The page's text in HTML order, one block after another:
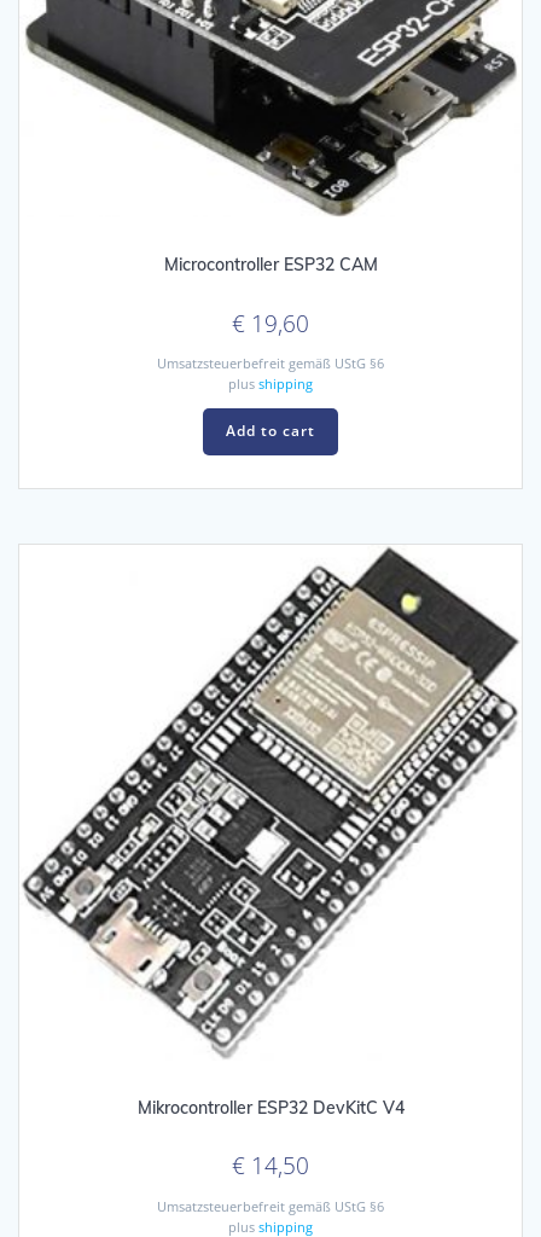
Microcontroller ESP32 CAM
€ 19,60
Umsatzsteuerbefreit gemäß UStG §6
plus shipping
Add to cart
Mikrocontroller ESP32 DevKitC V4
€ 14,50
Umsatzsteuerbefreit gemäß UStG §6
plus shipping